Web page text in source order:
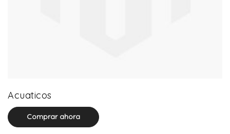
Acuaticos
Comprar ahora